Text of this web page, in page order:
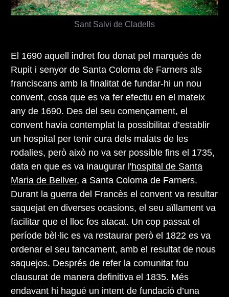
Sant Salvi de Cladells
El 1690 aquell indret fou donat pel marquès de
Rupit i senyor de Santa Coloma de Farners als
franciscans amb la finalitat de fundar-hi un nou
convent, cosa que es va fer efectiu en el mateix
any de 1690. Des del seu començament, el
convent havia contemplat la possibilitat d’establir
un hospital per tenir cura dels malats de les
rodalies, però això no va ser possible fins el 1735,
data en que es va inaugurar l'hospital de Santa
Maria de Bellver, a Santa Coloma de Farners.
Durant la guerra del Francès el convent va resultar
saquejat en diverses ocasions, el seu aïllament va
facilitar que el lloc fos atacat. Un cop passat el
període bèl·lic es va restaurar però el 1822 es va
ordenar el seu tancament, amb el resultat de nous
saquejos. Després de refer la comunitat fou
clausurat de manera definitiva el 1835. Més
endavant hi hagué un intent de fundació d’una